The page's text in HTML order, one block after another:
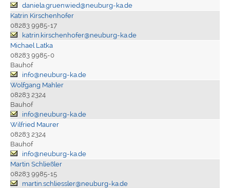
daniela.gruenwied@neuburg-ka.de
Katrin Kirschenhofer
08283 9985-17
katrin.kirschenhofer@neuburg-ka.de
Michael Latka
08283 9985-0
Bauhof
info@neuburg-ka.de
Wolfgang Mahler
08283 2324
Bauhof
info@neuburg-ka.de
Wilfried Maurer
08283 2324
Bauhof
info@neuburg-ka.de
Martin Schließler
08283 9985-15
martin.schliessler@neuburg-ka.de